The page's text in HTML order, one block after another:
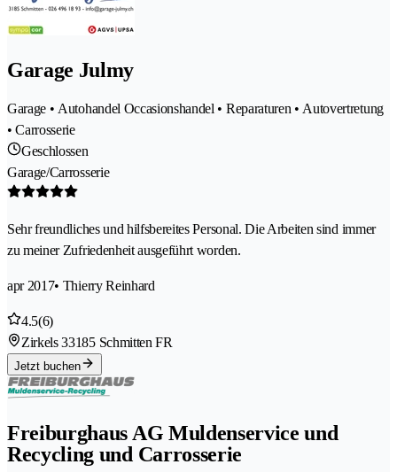
Garage Julmy
Garage • Autohandel Occasionshandel • Reparaturen • Autovertretung
• Carrosserie
Geschlossen
Garage/Carrosserie
Sehr freundliches und hilfsbereites Personal. Die Arbeiten sind immer
zu meiner Zufriedenheit ausgeführt worden.
apr 2017• Thierry Reinhard
4.5(6)
Zirkels 33185 Schmitten FR
Jetzt buchen
Freiburghaus AG Muldenservice und
Recycling und Carrosserie